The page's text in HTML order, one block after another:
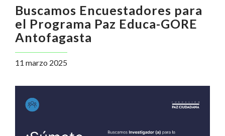
Buscamos Encuestadores para
el Programa Paz Educa-GORE
Antofagasta
11 marzo 2025